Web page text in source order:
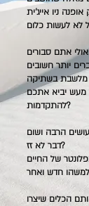
ניו אייג'ית
לא לעשות כלום
אתם סבורים
יותר חשובים
מלשבת בשתיקה
מעש יביא אתכם
להתקדמות?
הרבה ושום
דבר לא זז?
של החיים
למשהו חדש ואחר
הכלים שיצרו